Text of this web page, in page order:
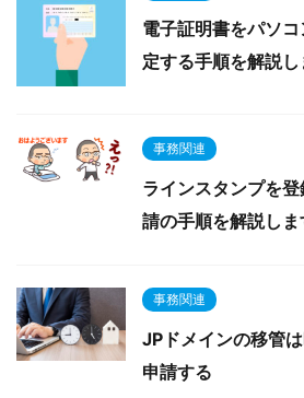
電子証明書をパソ
定する手順を解説し
事務関連
ラインスタンプを
請の手順を解説しま
事務関連
JPドメインの移管
申請する